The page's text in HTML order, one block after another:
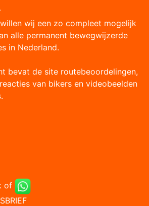
wij een zo compleet mogelijk
alle permanent bewegwijzerde
in Nederland.
bevat de site routebeoordelingen,
van bikers en videobeelden
of